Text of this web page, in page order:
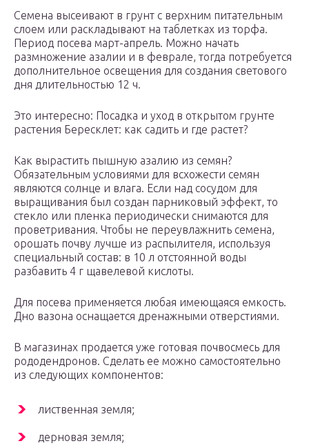
Семена высеивают в грунт с верхним питательным
слоем или раскладывают на таблетках из торфа.
Период посева март-апрель. Можно начать
размножение азалии и в феврале, тогда потребуется
дополнительное освещения для создания светового
дня длительностью 12 ч.
Это интересно: Посадка и уход в открытом грунте
растения Бересклет: как садить и где растет?
Как вырастить пышную азалию из семян?
Обязательным условиями для всхожести семян
являются солнце и влага. Если над сосудом для
выращивания был создан парниковый эффект, то
стекло или пленка периодически снимаются для
проветривания. Чтобы не переувлажнить семена,
орошать почву лучше из распылителя, используя
специальный состав: в 10 л отстоянной воды
разбавить 4 г щавелевой кислоты.
Для посева применяется любая имеющаяся емкость.
Дно вазона оснащается дренажными отверстиями.
В магазинах продается уже готовая почвосмесь для
рододендронов. Сделать ее можно самостоятельно
из следующих компонентов:
лиственная земля;
дерновая земля;